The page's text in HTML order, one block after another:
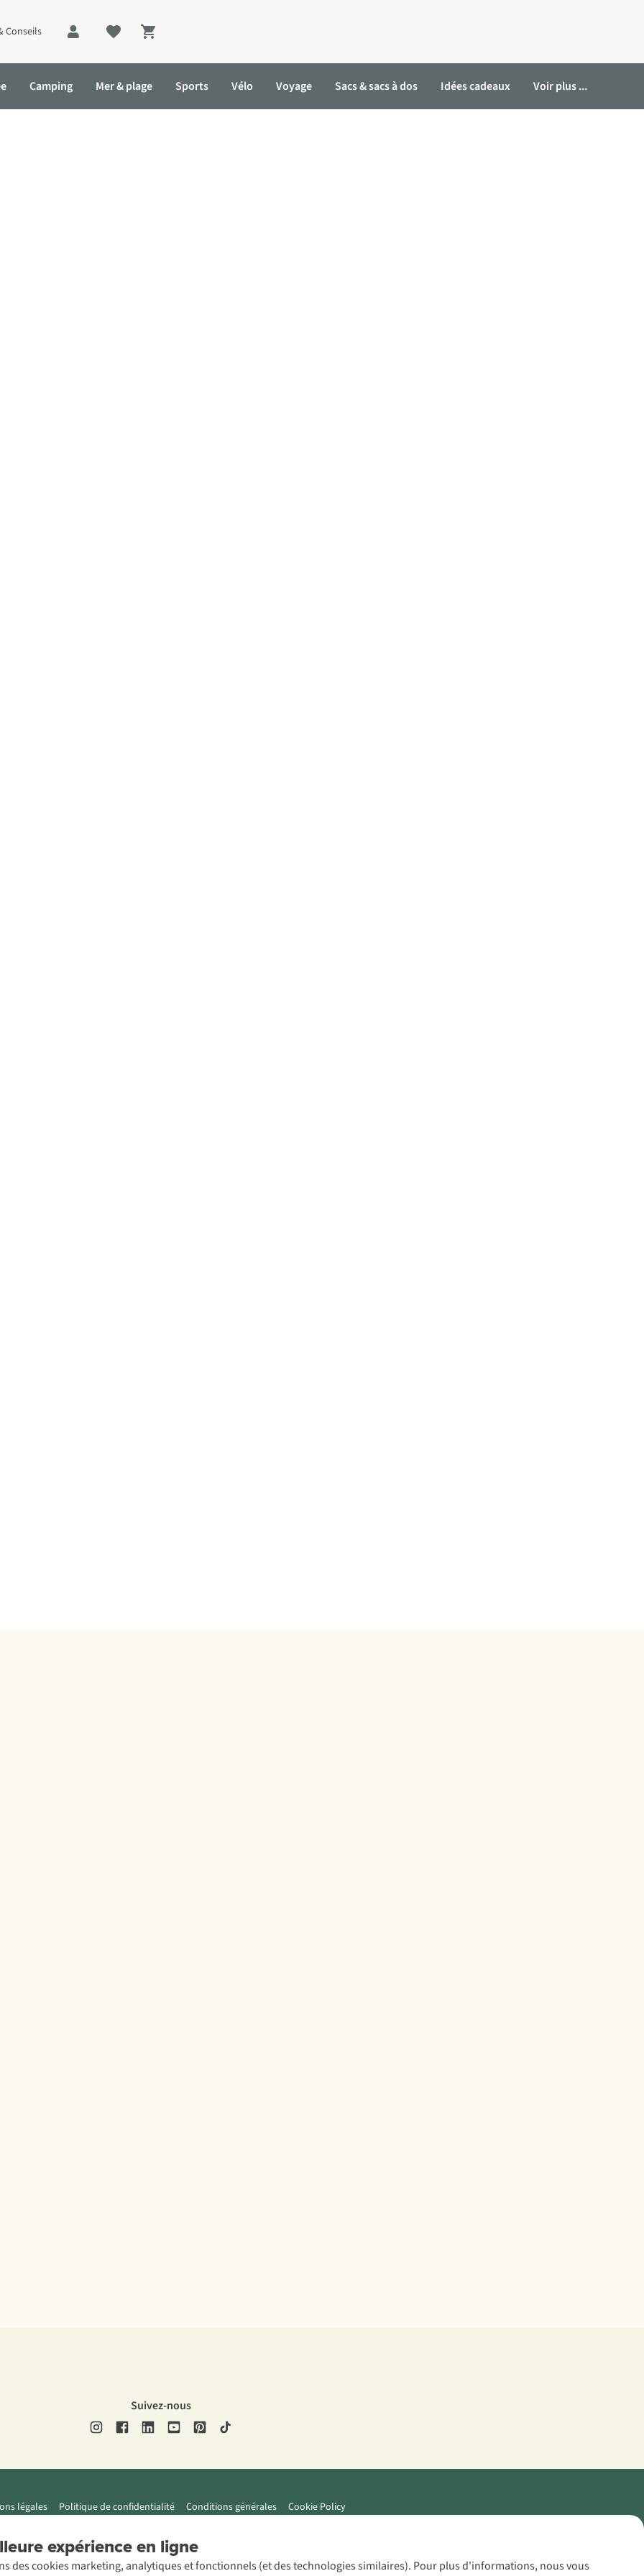
Conseils
Shopping cart
Camping Mer & plage Sports Vélo Voyage Sacs & sacs à dos Idées cadeaux Voir plus ...
expérience en ligne
des cookies marketing, analytiques et fonctionnels (et des technologies similaires). Pour plus d'informations, nous vous
Suivez-nous
légales Politique de confidentialité Conditions générales Cookie Policy